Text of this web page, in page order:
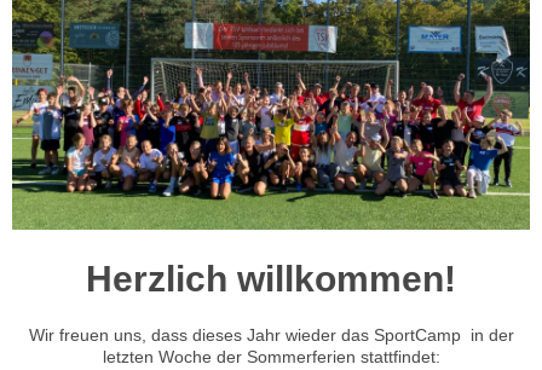
Herzlich willkommen!
Wir freuen uns, dass dieses Jahr wieder das SportCamp in der
letzten Woche der Sommerferien stattfindet: